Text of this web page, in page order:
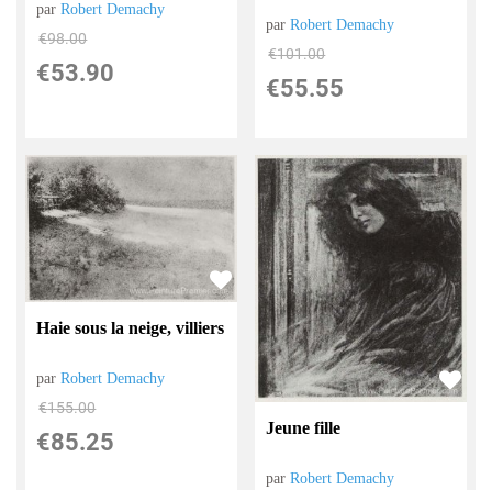
parRobert Demachy
€98.00
€53.90
parRobert Demachy
€101.00
€55.55
Haie sous la neige, villiers
parRobert Demachy
€155.00
€85.25
Jeune fille
parRobert Demachy